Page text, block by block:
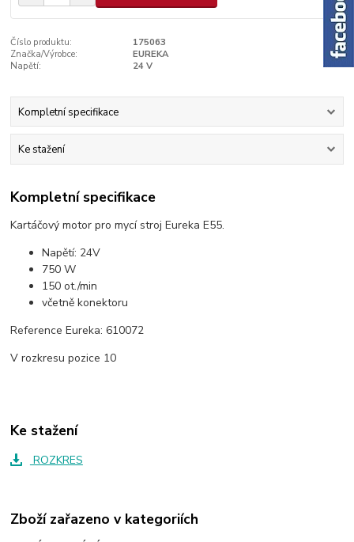
Číslo produktu:
175063
Značka/Výrobce:
EUREKA
Napětí:
24 V
Kompletní specifikace
Ke stažení
Kompletní specifikace
Kartáčový motor pro mycí stroj Eureka E55.
Napětí: 24V
750 W
150 ot./min
včetně konektoru
Reference Eureka: 610072
V rozkresu pozice 10
Ke stažení
ROZKRES
Zboží zařazeno v kategoriích